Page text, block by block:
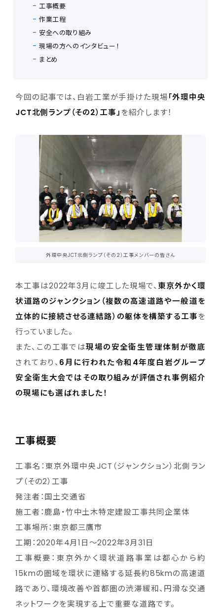
工事概要
作業工程
安全への取り組み
現場の方へのインタビュー！
まとめ
今回の記事では、白岩工業が手掛けた現場「外環中央
JCT北側ランプ（その2）工事」 を紹介します！
外環中央JCT北側ランプ（その2）工事メンバーの皆さん
本工事は2022年3月に竣工した現場で、 東京外かく環
状道路のジャンクション（複数の高速道路や一般道を
立体的に接続させる連結路）の躯体を構築する工事を
行っていました。
また、この工事では現場の安全衛生管理体制が徹底
されており、 6月に行われた令和4年度白岩グループ
安全衛生大会ではその取り組みが評価され事例紹介
の現場にも選ばれました！
工事概要
工事名：東京外環中央JCT（ジャンクション）北側ラン
プ（その2）工事
発注者：国土交通省
施工者：鹿島・竹中土木特定建設工事共同企業体
工事場所：東京都三鷹市
工期：2020年4月1日～2022年3月31日
工事概要：東京外かく環状道路事業は都心から約
15kmの圏域を環状に連絡する延長約85kmの高速道
路であり、環境改善や首都圏の渋滞緩和、円滑な交通
ネットワークを実現する上で重要な道路です。